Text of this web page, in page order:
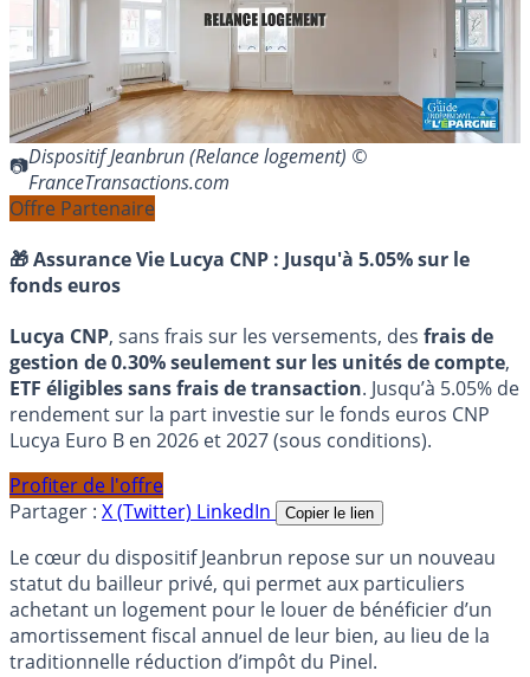
Dispositif Jeanbrun (Relance logement) ©
FranceTransactions.com
Offre Partenaire
🎁 Assurance Vie Lucya CNP : Jusqu'à 5.05% sur le
fonds euros
Lucya CNP, sans frais sur les versements, des frais de
gestion de 0.30% seulement sur les unités de compte,
ETF éligibles sans frais de transaction. Jusqu’à 5.05% de
rendement sur la part investie sur le fonds euros CNP
Lucya Euro B en 2026 et 2027 (sous conditions).
Profiter de l'offre
Partager : X (Twitter) LinkedIn Copier le lien
Le cœur du dispositif Jeanbrun repose sur un nouveau
statut du bailleur privé, qui permet aux particuliers
achetant un logement pour le louer de bénéficier d’un
amortissement fiscal annuel de leur bien, au lieu de la
traditionnelle réduction d’impôt du Pinel.